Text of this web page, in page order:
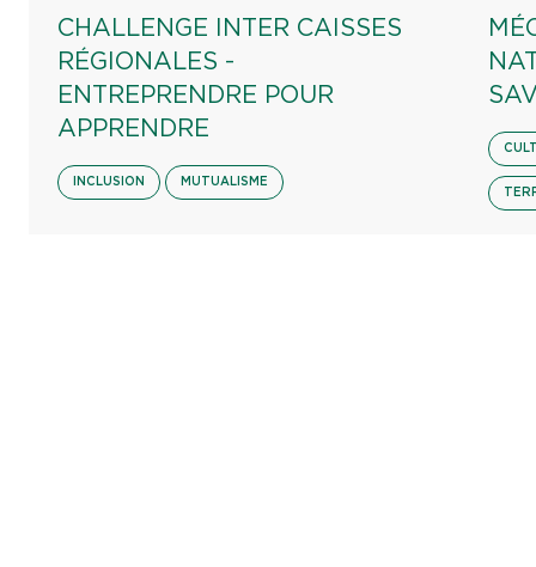
CHALLENGE INTER CAISSES
RÉGIONALES -
ENTREPRENDRE POUR
APPRENDRE
INCLUSION MUTUALISME